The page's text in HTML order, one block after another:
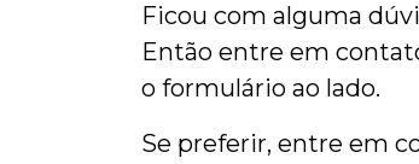
Ficou com alguma
Então entre em
o formulário ao lado.
Se preferir, entre em